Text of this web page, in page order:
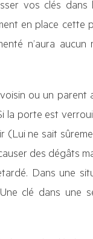
vos clés dans
en place cette
n’aura
ou un parent
la porte est
(Lui ne sait
des dégâts
Dans une
clé dans une